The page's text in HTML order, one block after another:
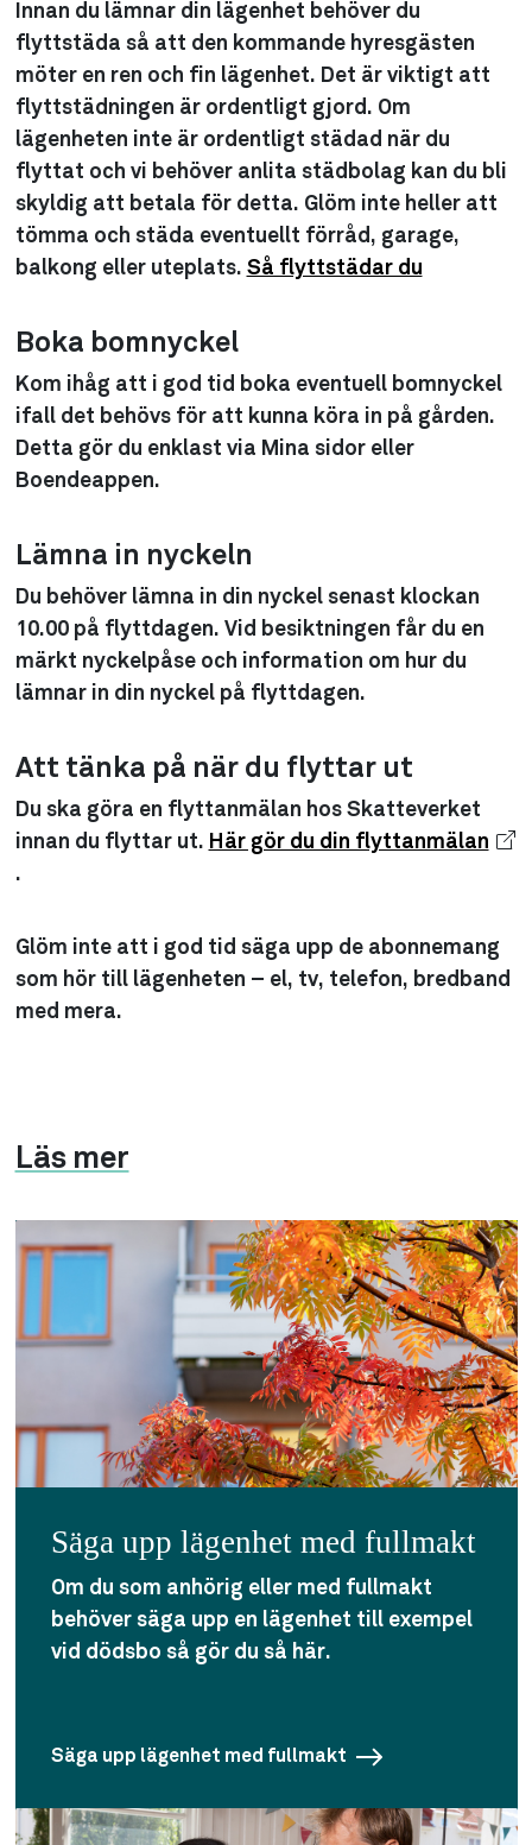
Innan du lämnar din lägenhet behöver du
flyttstäda så att den kommande hyresgästen
möter en ren och fin lägenhet. Det är viktigt att
flyttstädningen är ordentligt gjord. Om
lägenheten inte är ordentligt städad när du
flyttat och vi behöver anlita städbolag kan du bli
skyldig att betala för detta. Glöm inte heller att
tömma och städa eventuellt förråd, garage,
balkong eller uteplats. Så flyttstädar du
Boka bomnyckel
Kom ihåg att i god tid boka eventuell bomnyckel
ifall det behövs för att kunna köra in på gården.
Detta gör du enklast via Mina sidor eller
Boendeappen.
Lämna in nyckeln
Du behöver lämna in din nyckel senast klockan
10.00 på flyttdagen. Vid besiktningen får du en
märkt nyckelpåse och information om hur du
lämnar in din nyckel på flyttdagen.
Att tänka på när du flyttar ut
Du ska göra en flyttanmälan hos Skatteverket
innan du flyttar ut. Här gör du din flyttanmälan
.
Glöm inte att i god tid säga upp de abonnemang
som hör till lägenheten – el, tv, telefon, bredband
med mera.
Läs mer
Säga upp lägenhet med fullmakt
Om du som anhörig eller med fullmakt
behöver säga upp en lägenhet till exempel
vid dödsbo så gör du så här.
Säga upp lägenhet med fullmakt